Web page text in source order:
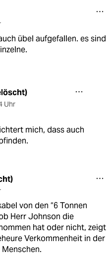
übel aufgefallen. es sind
Uhr
mich, dass auch
von den “6 Tonnen
Herr Johnson die
hat oder nicht, zeigt
Verkommenheit in der